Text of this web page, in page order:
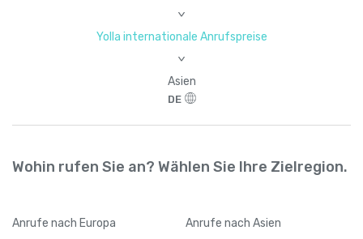
>
Yolla internationale Anrufspreise
>
Asien
DE
Wohin rufen Sie an? Wählen Sie Ihre Zielregion.
Anrufe nach Europa Anrufe nach Asien